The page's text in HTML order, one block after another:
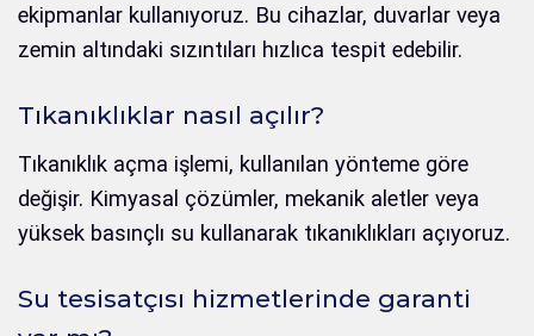
ekipmanlar kullanıyoruz. Bu cihazlar, duvarlar veya
zemin altındaki sızıntıları hızlıca tespit edebilir.
Tıkanıklıklar nasıl açılır?
Tıkanıklık açma işlemi, kullanılan yönteme göre
değişir. Kimyasal çözümler, mekanik aletler veya
yüksek basınçlı su kullanarak tıkanıklıkları açıyoruz.
Su tesisatçısı hizmetlerinde garanti